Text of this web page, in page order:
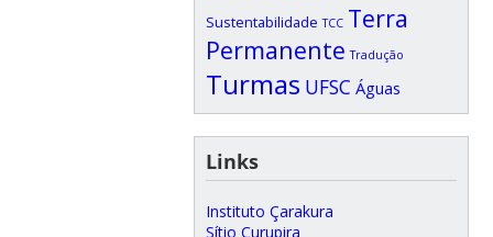
Sustentabilidade TCC Terra
Permanente Tradução
Turmas UFSC Águas
Links
Instituto Çarakura
Sítio Curupira